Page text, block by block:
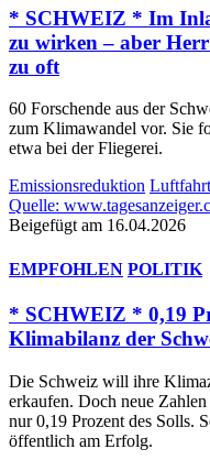
* SCHWEIZ * Im
zu wirken – aber
zu oft
60 Forschende aus der
zum Klimawandel vor. Sie
etwa bei der Fliegerei.
Emissionsreduktion Luftfahrt
Quelle:
Beigefügt am 16.04.2026
EMPFOHLEN POLITIK
* SCHWEIZ * 0,19
Klimabilanz der
Die Schweiz will ihre
erkaufen. Doch neue
nur 0,19 Prozent des Solls.
öffentlich am Erfolg.